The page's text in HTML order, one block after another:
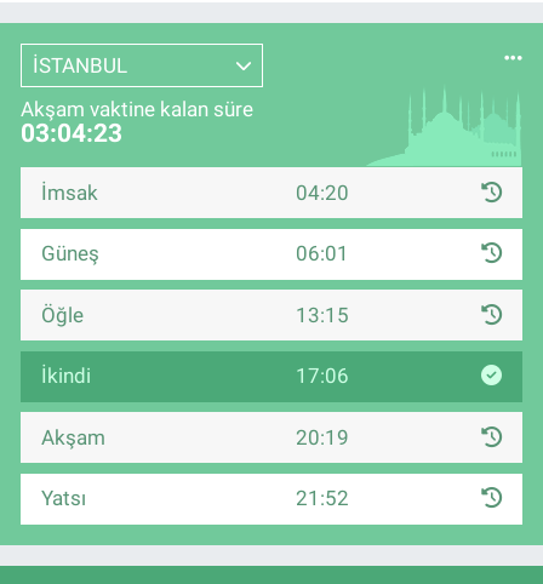
İSTANBUL
Akşam vaktine kalan süre
03:04:23
İmsak 04:20
Güneş 06:01
Öğle 13:15
İkindi 17:06
Akşam 20:19
Yatsı 21:52